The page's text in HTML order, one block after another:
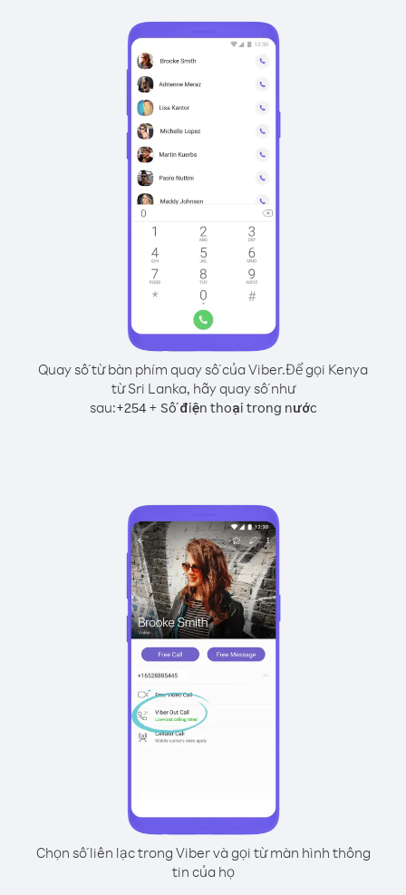
Quay số từ bàn phím quay số của Viber.Để gọi Kenya
từ Sri Lanka, hãy quay số như
sau:+254+ Số điện thoại trong nước
Chọn số liên lạc trong Viber và gọi từ màn hình thông
tin của họ